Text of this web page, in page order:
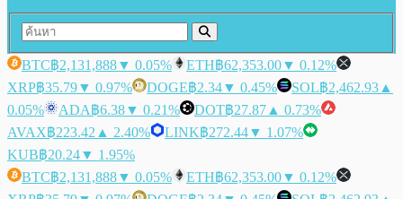
BTC฿2,131,888▼ 0.05% ETH฿62,353.00▼ 0.12%
XRP฿35.79▼ 0.97% DOGE฿2.34▼ 0.45% SOL฿2,462.93 ▲
0.05%
ADA฿6.38▼ 0.21% DOT฿27.87 ▲ 0.73%
AVAX฿223.42 ▲ 2.40% LINK฿272.44▼ 1.07%
KUB฿20.24▼ 1.95%
BTC฿2,131,888▼ 0.05% ETH฿62,353.00▼ 0.12%